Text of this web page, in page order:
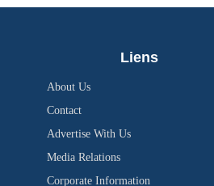
Liens
About Us
Contact
Advertise With Us
Media Relations
Corporate Information